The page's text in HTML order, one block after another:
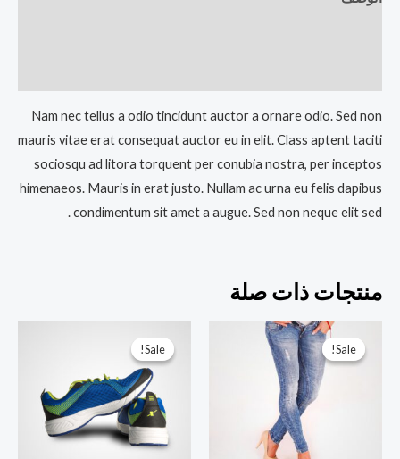
Nam nec tellus a odio tincidunt auctor a ornare odio. Sed non
mauris vitae erat consequat auctor eu in elit. Class aptent taciti
sociosqu ad litora torquent per conubia nostra, per inceptos
himenaeos. Mauris in erat justo. Nullam ac urna eu felis dapibus
condimentum sit amet a augue. Sed non neque elit sed .
منتجات ذات صلة
Sale!
Sale!
Sale!
Sale!